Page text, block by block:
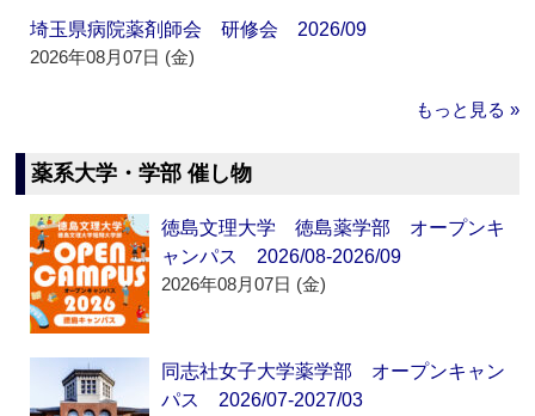
埼玉県病院薬剤師会 研修会 2026/09
2026年08月07日 (金)
もっと見る »
薬系大学・学部 催し物
徳島文理大学 徳島薬学部 オープンキ
ャンパス 2026/08-2026/09
2026年08月07日 (金)
同志社女子大学薬学部 オープンキャン
パス 2026/07-2027/03